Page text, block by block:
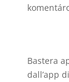
Bastera
dall’app